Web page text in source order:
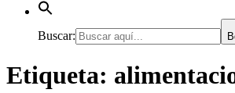
Buscar:
Etiqueta: